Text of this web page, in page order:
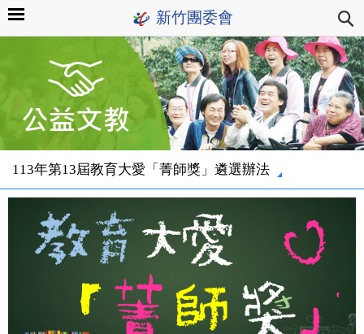
新竹團委會
113年第13屆教育大愛「菁師獎」遴選辦法